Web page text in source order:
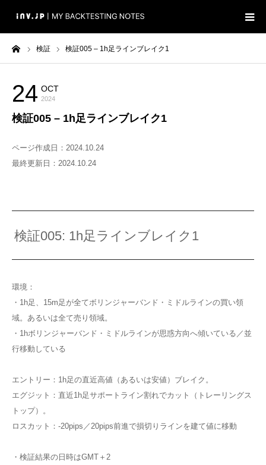
検証 検証005 – 1h足ラインブレイク1
24 OCT
2024
検証005 – 1h足ラインブレイク1
ページ作成日：2024.10.24
最終更新日：2024.10.24
検証005: 1h足ラインブレイク1
環境：
・1h足、15m足が全てボリンジャーバンド・ミドルラインの買い領
域。あるいは全て売り領域。
・1hボリンジャーバンド・ミドルラインが思惑方向へ傾いている／並
行移動している
エントリー：1h足の直近高値（あるいは安値）ブレイク。
エグジット：直近1h足サポートライン割れでカット（トレーリングス
トップ）。
ロスカット：-20pips／20pips前進で損切りラインを建て値に移動
・検証結果の日時はGMT＋2
ホーム
検証
ブログ